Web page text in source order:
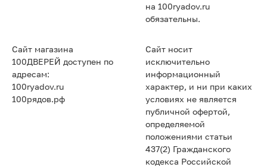
на 100ryadov.ru
обязательны.
Сайт магазина
100ДВЕРЕЙ доступен по
адресам:
100ryadov.ru
100рядов.рф
Сайт носит
исключительно
информационный
характер, и ни при каких
условиях не является
публичной офертой,
определяемой
положениями статьи
437(2) Гражданского
кодекса Российской